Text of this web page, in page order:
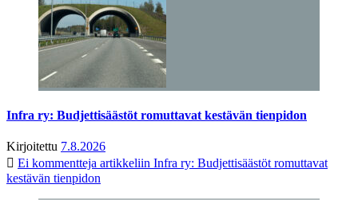
Infra ry: Budjettisäästöt romuttavat kestävän tienpidon
Kirjoitettu 7.8.2026
Ei kommentteja artikkeliin Infra ry: Budjettisäästöt romuttavat
kestävän tienpidon